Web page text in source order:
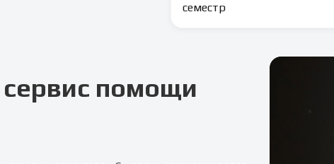
семестр
помощи